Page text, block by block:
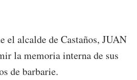
el alcalde de Castaños, JUAN
la memoria interna de sus
de barbarie.